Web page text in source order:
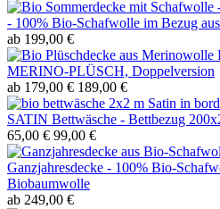
- 100% Bio-Schafwolle im Bezug
ab 199,00 €
MERINO-PLÜSCH, Doppelversion
ab 179,00 € 189,00 €
SATIN Bettwäsche - Bettbezug
65,00 € 99,00 €
Ganzjahresdecke - 100% Bio-
Biobaumwolle
ab 249,00 €